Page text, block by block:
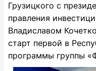
Грузицкого с
правления
Владиславом
старт первой в
программы группы